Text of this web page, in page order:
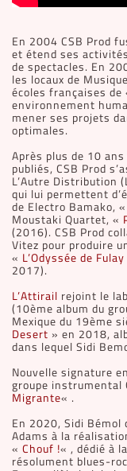
En 2004 CSB Prod
et étend ses
de spectacles. En
les locaux de
écoles françaises
environnement
mener ses projets
optimales.
Après plus de 10
publiés, CSB Prod
L’Autre Distribution
qui lui permettent
de Electro Bamako, «
Moustaki Quartet, «
(2016). CSB Prod
Vitez pour produire
« L’Odyssée de Fulay
2017).
L’Attirail rejoint le
(10ème album du
Mexique du 19ème
Desert » en 2018,
dans lequel Sidi
Nouvelle signature
groupe instrumental
Migrante« .
En 2020, Sidi
Adams à la
« Chouf !« , dédié à
résolument blues-